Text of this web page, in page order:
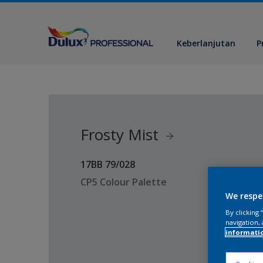
Keberlanjutan
Frosty Mist
17BB 79/028
CP5 Colour Palette
We
By clicking
navigation,